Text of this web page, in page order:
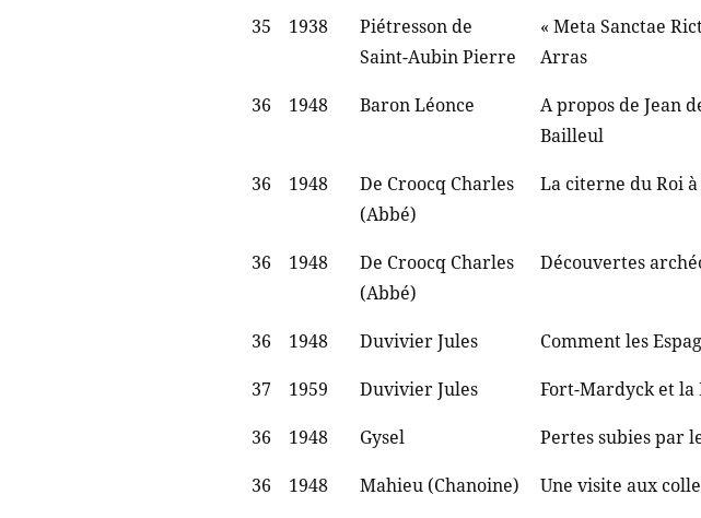
35 1938
Piétresson de
Saint-Aubin Pierre
« Meta Sanctae
Arras
36 1948 Baron Léonce
A propos de Jean
Bailleul
36 1948
De Croocq Charles
(Abbé)
La citerne du Roi
36 1948
De Croocq Charles
(Abbé)
Découvertes
36 1948 Duvivier Jules Comment les
37
1959 Duvivier Jules Fort-Mardyck et
36
1948 Gysel Pertes subies par
36
1948 Mahieu (Chanoine) Une visite aux